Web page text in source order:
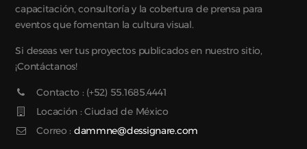
capacitación, consultoría y la cobertura de prensa para
eventos que fomentan la cultura visual.
Si deseas ver tus proyectos publicados en nuestro sitio,
¡Contáctanos!
Contacto : (+52) 55.1685.4441
Locación : Ciudad de México
Correo : dammne@dessignare.com